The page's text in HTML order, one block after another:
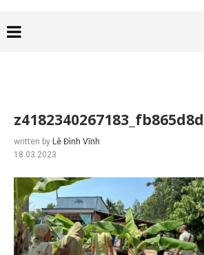
written by Lê Đình Vĩnh
18.03.2023